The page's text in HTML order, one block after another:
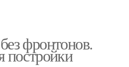
фронтонов.
постройки